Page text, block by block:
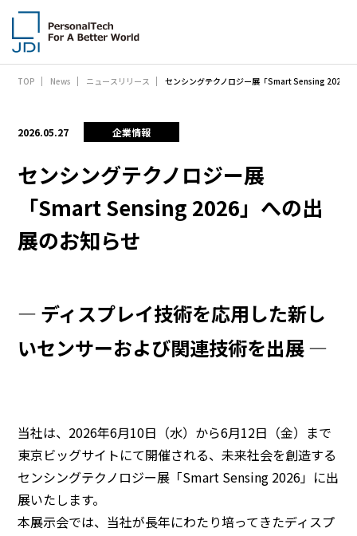
企業情報
製品・技術
サステナビリティ
IR情報
採用情報
お問い合わせ
Japanese
TOP News ニュースリリース センシングテクノロジー展「Smart Sensing 2026」
2026.05.27 企業情報
センシングテクノロジー展
「Smart Sensing 2026」への出
展のお知らせ
― ディスプレイ技術を応用した新し
いセンサーおよび関連技術を出展 ―
当社は、2026年6月10日（水）から6月12日（金）まで
東京ビッグサイトにて開催される、未来社会を創造する
センシングテクノロジー展「Smart Sensing 2026」に出
展いたします。
本展示会では、当社が長年にわたり培ってきたディスプ